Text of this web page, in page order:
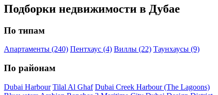
Подборки недвижимости в Дубае
По типам
Апартаменты (240) Пентхаус (4) Виллы (22) Таунхаусы (9)
По районам
Dubai Harbour Tilal Al Ghaf Dubai Creek Harbour (The Lagoons)